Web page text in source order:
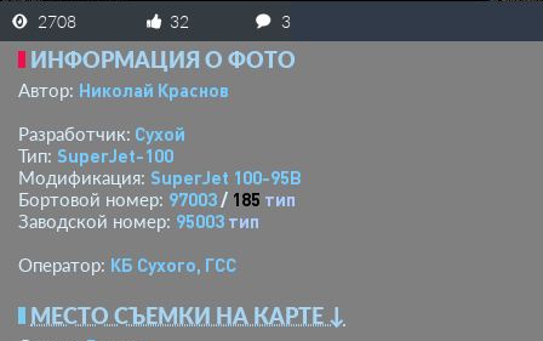
2708 32 3
ИНФОРМАЦИЯ О ФОТО
Автор: Николай Краснов
Разработчик: Сухой
Тип: SuperJet-100
Модификация: SuperJet 100-95B
Бортовой номер: 97003 / 185 тип
Заводской номер: 95003 тип
Оператор: КБ Сухого, ГСС
МЕСТО СЪЕМКИ НА КАРТЕ ↓